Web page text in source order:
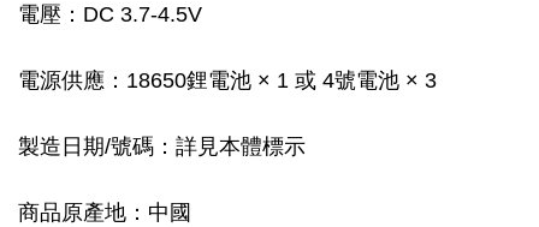
電壓：DC 3.7-4.5V
電源供應：18650鋰電池 × 1 或 4號電池 × 3
製造日期/號碼：詳見本體標示
商品原產地：中國